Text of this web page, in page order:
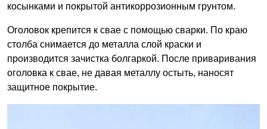
косынками и покрытой антикоррозионным грунтом.
Оголовок крепится к свае с помощью сварки. По краю
столба снимается до металла слой краски и
производится зачистка болгаркой. После приваривания
оголовка к свае, не давая металлу остыть, наносят
защитное покрытие.